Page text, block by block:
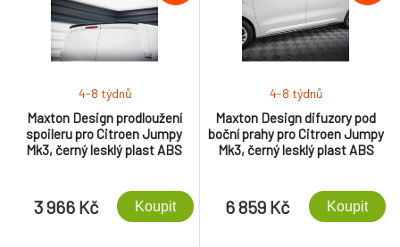
Maxton Design prodloužení
spoileru pro Citroen Jumpy
Mk3, černý lesklý plast ABS
4-8 týdnů
3 966 Kč Koupit
Maxton Design difuzory pod
boční prahy pro Citroen Jumpy
Mk3, černý lesklý plast ABS
4-8 týdnů
6 859 Kč Koupit